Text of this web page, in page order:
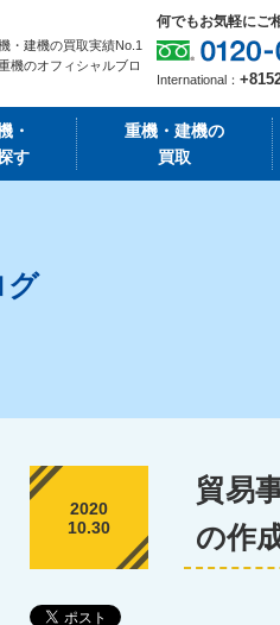
・建機の買取実績No.1
機のオフィシャルブロ
何でもお気軽にご
International：
・
す
重機・建機の
買取
グ
2020
10.30
貿易
の作